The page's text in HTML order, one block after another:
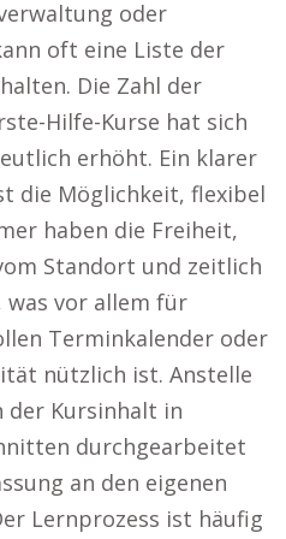
oder
oft eine Liste der
Die Zahl der
Hilfe-Kurse hat sich
erhöht. Ein klarer
die Möglichkeit, flexibel
haben die Freiheit,
Standort und zeitlich
was vor allem für
Terminkalender oder
nützlich ist. Anstelle
der Kursinhalt in
durchgearbeitet
an den eigenen
Lernprozess ist häufig